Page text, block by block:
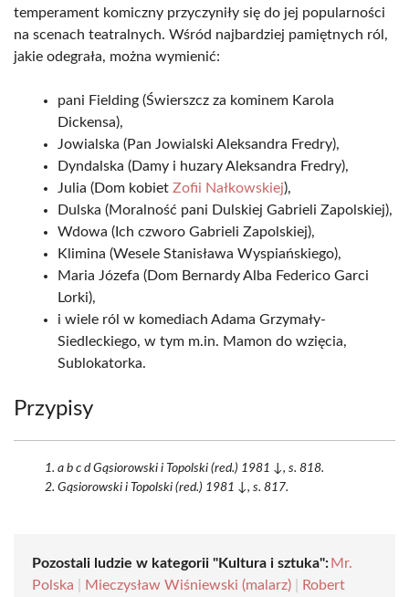
temperament komiczny przyczyniły się do jej popularności
na scenach teatralnych. Wśród najbardziej pamiętnych ról,
jakie odegrała, można wymienić:
pani Fielding (Świerszcz za kominem Karola
Dickensa),
Jowialska (Pan Jowialski Aleksandra Fredry),
Dyndalska (Damy i huzary Aleksandra Fredry),
Julia (Dom kobiet Zofii Nałkowskiej),
Dulska (Moralność pani Dulskiej Gabrieli Zapolskiej),
Wdowa (Ich czworo Gabrieli Zapolskiej),
Klimina (Wesele Stanisława Wyspiańskiego),
Maria Józefa (Dom Bernardy Alba Federico Garci
Lorki),
i wiele ról w komediach Adama Grzymały-
Siedleckiego, w tym m.in. Mamon do wzięcia,
Sublokatorka.
Przypisy
a b c d Gąsiorowski i Topolski (red.) 1981 ↓, s. 818.
Gąsiorowski i Topolski (red.) 1981 ↓, s. 817.
Pozostali ludzie w kategorii "Kultura i sztuka": Mr.
Polska
Mieczysław Wiśniewski (malarz) Robert